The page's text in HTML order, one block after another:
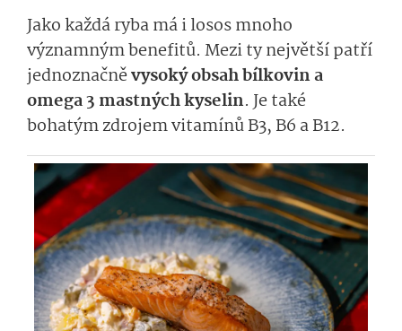
Jako každá ryba má i losos mnoho
významným benefitů. Mezi ty největší patří
jednoznačněvysoký obsah bílkovin a
omega 3 mastných kyselin. Je také
bohatým zdrojem vitamínů B3, B6 a B12.